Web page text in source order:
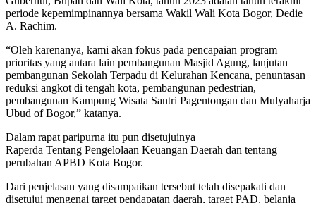
periode kepemimpinannya bersama Wakil Wali Kota Bogor, Dedie
A. Rachim.
“Oleh karenanya, kami akan fokus pada pencapaian program
prioritas yang antara lain pembangunan Masjid Agung, lanjutan
pembangunan Sekolah Terpadu di Kelurahan Kencana, penuntasan
reduksi angkot di tengah kota, pembangunan pedestrian,
pembangunan Kampung Wisata Santri Pagentongan dan Mulyaharja
Ubud of Bogor,” katanya.
Dalam rapat paripurna itu pun disetujuinya
Raperda Tentang Pengelolaan Keuangan Daerah dan tentang
perubahan APBD Kota Bogor.
Dari penjelasan yang disampaikan tersebut telah disepakati dan
disetujui mengenai target pendapatan daerah, target PAD, belanja